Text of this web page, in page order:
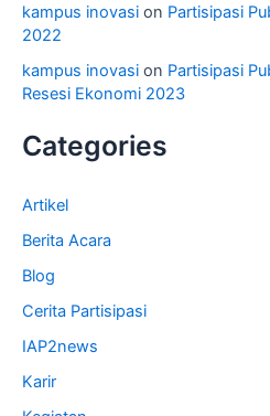
kampus inovasi on Partisipasi
2022
kampus inovasi on Partisipasi
Resesi Ekonomi 2023
Categories
Artikel
Berita Acara
Blog
Cerita Partisipasi
IAP2news
Karir